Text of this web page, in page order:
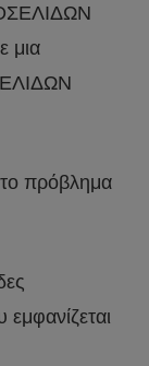
μια
το πρόβλημα